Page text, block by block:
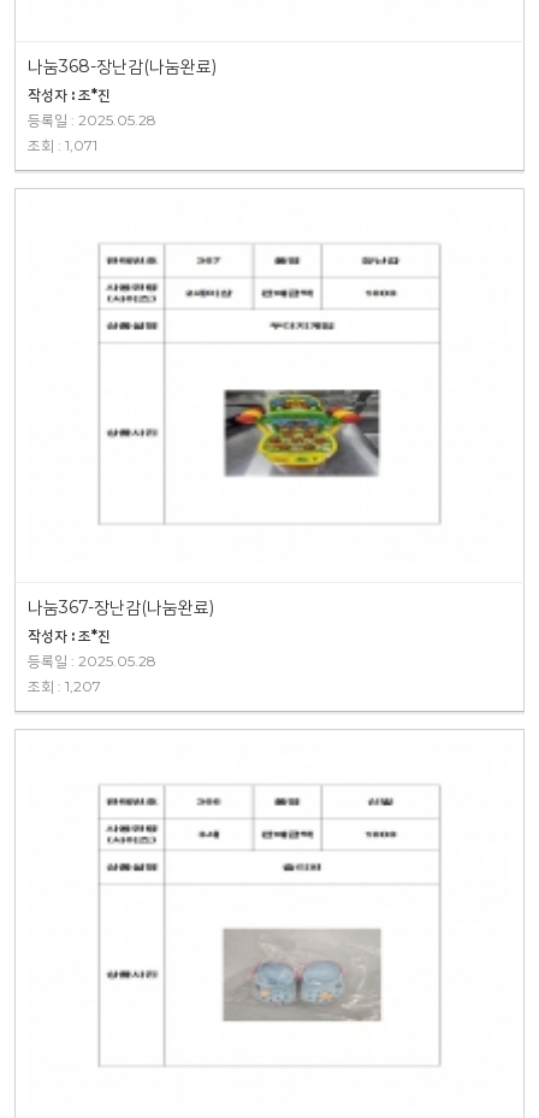
나눔368-장난감(나눔완료)
작성자 : 조*진
등록일 : 2025.05.28
조회 : 1,071
나눔367-장난감(나눔완료)
작성자 : 조*진
등록일 : 2025.05.28
조회 : 1,207